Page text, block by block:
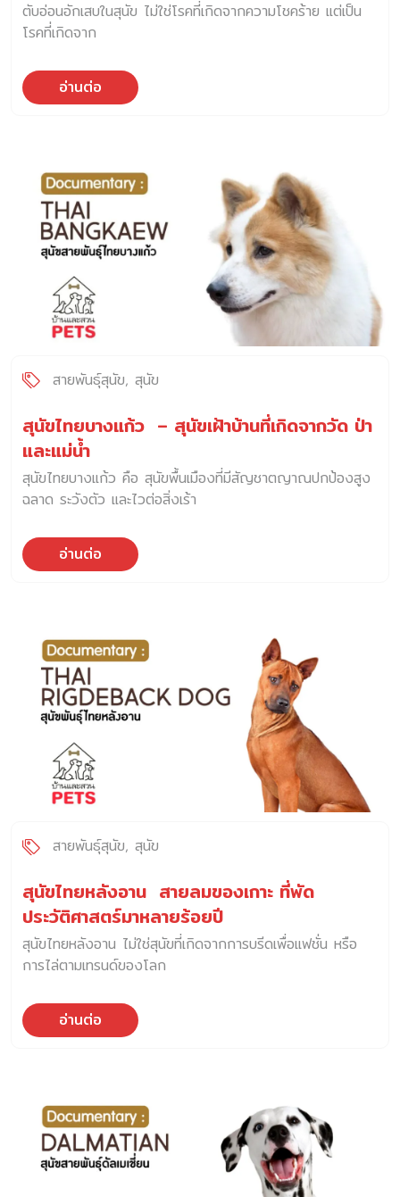
ตับอ่อนอักเสบในสุนัข ไม่ใช่โรคที่เกิดจากความโชคร้าย แต่เป็น
โรคที่เกิดจาก
อ่านต่อ
สายพันธุ์สุนัข สุนัข
สุนัขไทยบางแก้ว – สุนัขเฝ้าบ้านที่เกิดจากวัด ป่า
และแม่น้ำ
สุนัขไทยบางแก้ว คือ สุนัขพื้นเมืองที่มีสัญชาตญาณปกป้องสูง
ฉลาด ระวังตัว และไวต่อสิ่งเร้า
อ่านต่อ
สายพันธุ์สุนัข สุนัข
สุนัขไทยหลังอาน สายลมของเกาะ ที่พัด
ประวัติศาสตร์มาหลายร้อยปี
สุนัขไทยหลังอาน ไม่ใช่สุนัขที่เกิดจากการบรีดเพื่อแฟชั่น หรือ
การไล่ตามเทรนด์ของโลก
อ่านต่อ